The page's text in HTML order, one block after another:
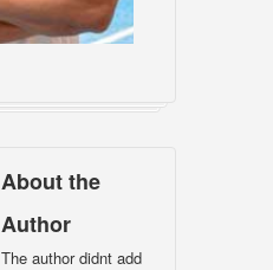
About the
Author
The author didnt add